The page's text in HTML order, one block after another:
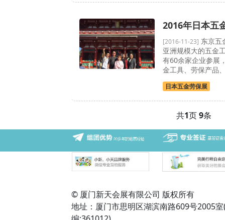
2016年日本五
[2016-11-23] 东京五
亚洲规模大的五金
有60余家企业参展
金工具、劳保产品
日本五金劳保展
共1页9条
© 厦门新天会展有限公司 版权所有
地址：厦门市思明区湖滨南路609号2005